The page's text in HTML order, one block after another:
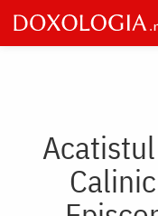
Skip
to
main